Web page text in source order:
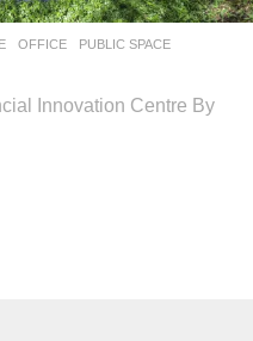
,OFFICE ,PUBLIC SPACE
Innovation Centre By